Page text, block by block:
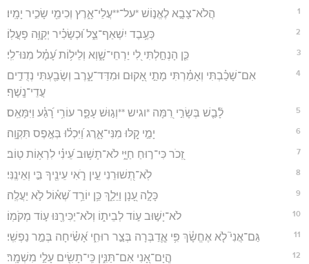
1 הֲלֹא־צָבָ֣א לֶאֱנ֣וֹשׁ *על־**עֲלֵי־אָ֑רֶץ וְכִימֵ֖י שָׂכִ֣יר יָמָֽיו׃
2 כְּעֶ֥בֶד יִשְׁאַף־צֵ֑ל וּ֝כְשָׂכִ֗יר יְקַוֶּ֥ה פָעֳלֽוֹ׃
3 כֵּ֤ן הָנְחַ֣לְתִּי לִ֭י יַרְחֵי־שָׁ֑וְא וְלֵיל֥וֹת עָ֝מָ֗ל מִנּוּ־לִֽי׃
4
אִם־שָׁכַ֗בְתִּי וְאָמַ֗רְתִּי מָתַ֣י אָ֭קוּם וּמִדַּד־עָ֑רֶב וְשָׂבַ֖עְתִּי נְדֻדִ֣ים
עֲדֵי־נָֽשֶׁף׃
5 לָ֘בַ֤שׁ בְּשָׂרִ֣י רִ֭מָּה *וגיש **וְג֣וּשׁ עָפָ֑ר עוֹרִ֥י רָ֝גַ֗ע וַיִּמָּאֵֽס׃
6 יָמַ֣י קַ֭לּוּ מִנִּי־אָ֑רֶג וַ֝יִּכְל֗וּ בְּאֶ֣פֶס תִּקְוָֽה׃
7 זְ֭כֹר כִּי־ר֣וּחַ חַיָּ֑י לֹא־תָשׁ֥וּב עֵ֝ינִ֗י לִרְא֥וֹת טֽוֹב׃
8 לֹֽא־תְ֭שׁוּרֵנִי עֵ֣ין רֹ֑אִי עֵינֶ֖יךָ בִּ֣י וְאֵינֶֽנִּי׃
9 כָּלָ֣ה עָ֭נָן וַיֵּלַ֑ךְ כֵּ֥ן יוֹרֵ֥ד שְׁ֝א֗וֹל לֹ֣א יַעֲלֶֽה׃
10 לֹא־יָשׁ֣וּב ע֣וֹד לְבֵית֑וֹ וְלֹא־יַכִּירֶ֖נּוּ ע֣וֹד מְקֹמֽוֹ׃
11 גַּם־אֲנִי֮ לֹ֤א אֶחֱשָׂ֫ךְ פִּ֥י אֲ‍ֽ֭דַבְּרָה בְּצַ֣ר רוּחִ֑י אָ֝שִׂ֗יחָה בְּמַ֣ר נַפְשִֽׁי׃
12 הֲ‍ֽיָם־אָ֭נִי אִם־תַּנִּ֑ין כִּֽי־תָשִׂ֖ים עָלַ֣י מִשְׁמָֽר׃